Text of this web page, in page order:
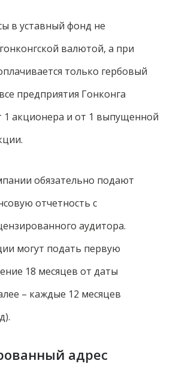
в уставный фонд не
валютой, а при
только гербовый
предприятия Гонконга
акционера и от 1 выпущенной
обязательно подают
отчетность с
аудитора.
могут подать первую
18 месяцев от даты
– каждые 12 месяцев
адрес